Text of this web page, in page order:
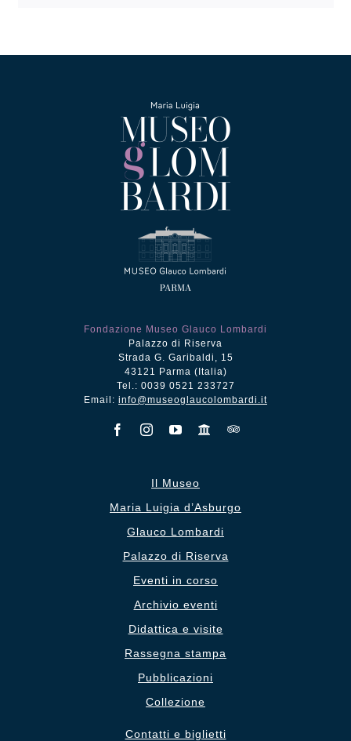
Fondazione Museo Glauco Lombardi
Palazzo di Riserva
Strada G. Garibaldi, 15
43121 Parma (Italia)
Tel.: 0039 0521 233727
Email: info@museoglaucolombardi.it
Il Museo
Maria Luigia d’Asburgo
Glauco Lombardi
Palazzo di Riserva
Eventi in corso
Archivio eventi
Didattica e visite
Rassegna stampa
Pubblicazioni
Collezione
Contatti e biglietti